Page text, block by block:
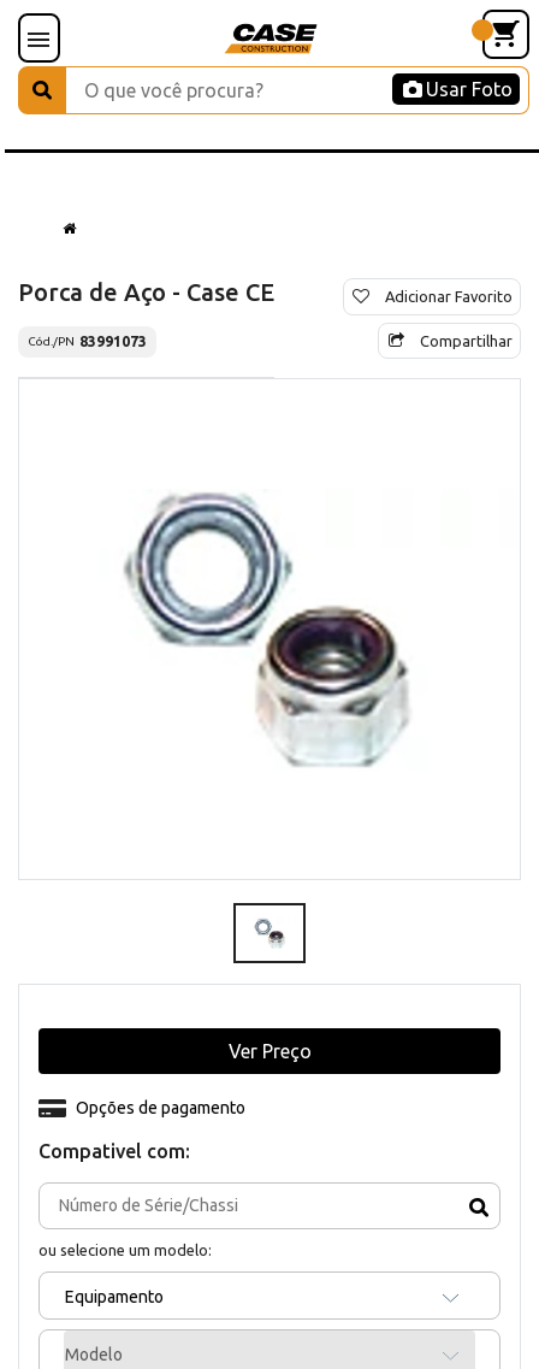
Usar Foto
Porca de Aço - Case CE
Cód./PN 83991073
Adicionar Favorito
Compartilhar
Compativel com:
ou selecione um modelo:
Equipamento
Modelo
Opções de pagamento
Ver Preço